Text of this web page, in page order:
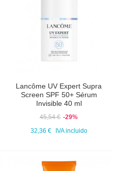
Lancôme UV Expert Supra
Screen SPF 50+ Sérum
Invisible 40 ml
45,54 € -29%
32,36 €
IVA incluido